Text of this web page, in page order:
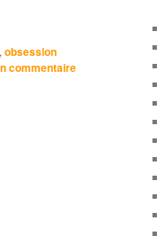
obsession
commentaire